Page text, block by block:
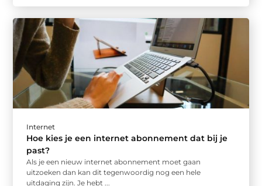
Internet
Hoe kies je een internet abonnement dat bij je
past?
Als je een nieuw internet abonnement moet gaan
uitzoeken dan kan dit tegenwoordig nog een hele
uitdaging zijn. Je hebt ...